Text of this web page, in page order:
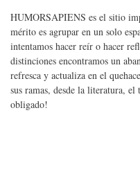
HUMORSAPIENS es el sitio
mérito es agrupar en un solo
intentamos hacer reír o hacer
distinciones encontramos un
refresca y actualiza en el
sus ramas, desde la literatura,
obligado!